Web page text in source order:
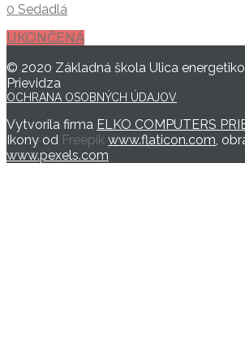
0 Sedadlá
UKONČENÁ
© 2020 Základná škola Ulica
Prievidza
OCHRANA OSOBNÝCH ÚDAJOV
Vytvorila firma ELKO COMPUTERS
Ikony od Freepik www.flaticon.com,
www.pexels.com